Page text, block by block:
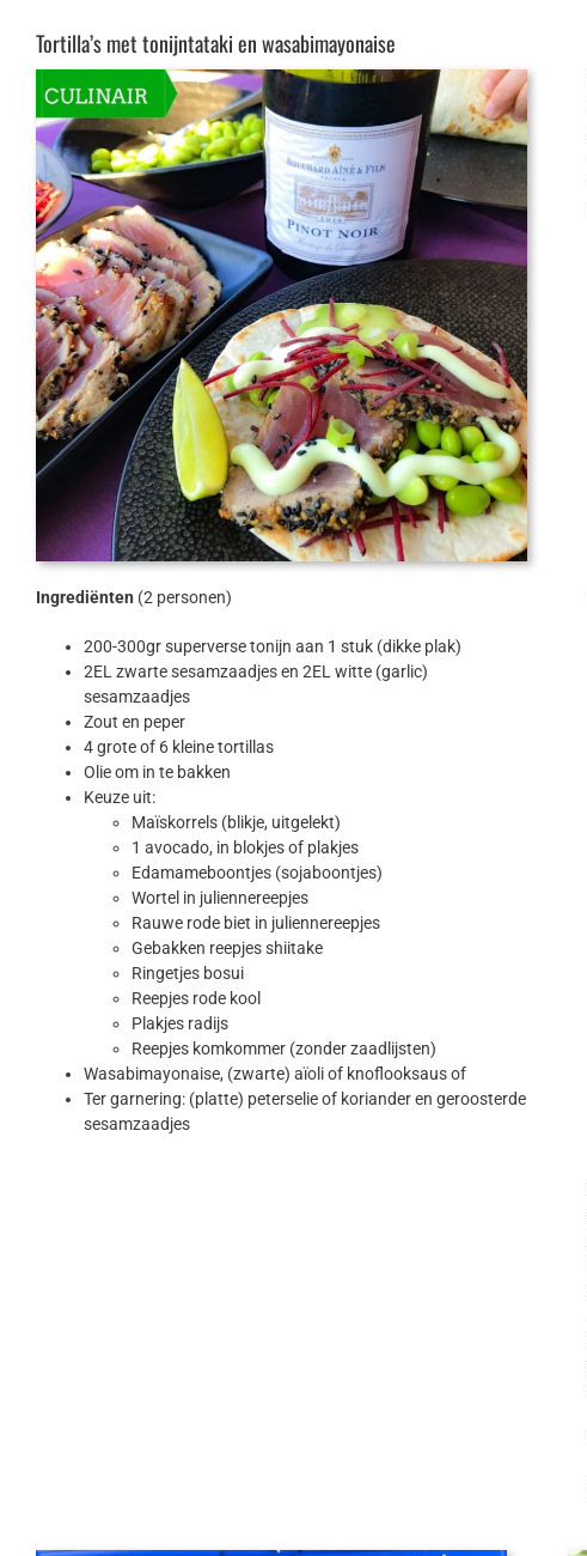
Tortilla’s met tonijntataki en wasabimayonaise
Ingrediënten (2 personen)
200-300gr superverse tonijn aan 1 stuk (dikke plak)
2EL zwarte sesamzaadjes en 2EL witte (garlic)
sesamzaadjes
Zout en peper
4 grote of 6 kleine tortillas
Olie om in te bakken
Keuze uit:
Maïskorrels (blikje, uitgelekt)
1 avocado, in blokjes of plakjes
Edamameboontjes (sojaboontjes)
Wortel in juliennereepjes
Rauwe rode biet in juliennereepjes
Gebakken reepjes shiitake
Ringetjes bosui
Reepjes rode kool
Plakjes radijs
Reepjes komkommer (zonder zaadlijsten)
Wasabimayonaise, (zwarte) aïoli of knoflooksaus of
Ter garnering: (platte) peterselie of koriander en geroosterde
sesamzaadjes